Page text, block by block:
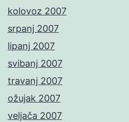
kolovoz 2007
srpanj 2007
lipanj 2007
svibanj 2007
travanj 2007
ožujak 2007
veljača 2007